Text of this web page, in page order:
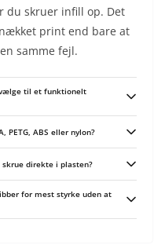
du skruer infill op. Det
print end bare at
samme fejl.
til et funktionelt
belastede dele. Tænk i samlet
flere solide lag end højt infill.
dine skruer og bosser.
PETG, ABS eller nylon?
ABS klarer højere
er mest sej og slidstærk til
kræver mere print-pleje.
direkte i plasten?
og modvirker udtræk. Hvis du
og højere (min. 2-3x skrue-
for mest styrke uden at